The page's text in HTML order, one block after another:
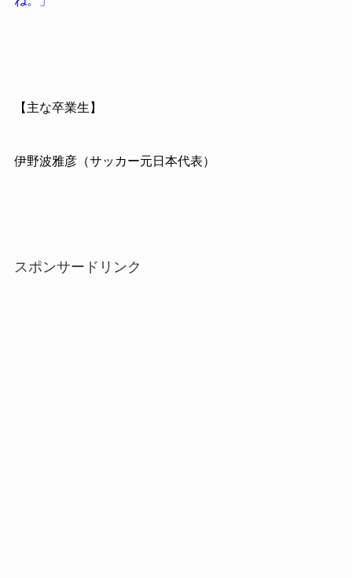
【主な卒業生】
伊野波雅彦（サッカー元日本代表）
スポンサードリンク